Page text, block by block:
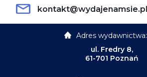
kontakt@wydajenamsie.pl
Adres wydawnictwa:
ul. Fredry 8,
61-701 Poznań